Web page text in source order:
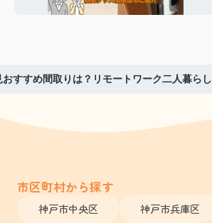
すすめ間取りは？リモートワーク二人暮ら
市区町村から探す
神戸市中央区
神戸市兵庫区